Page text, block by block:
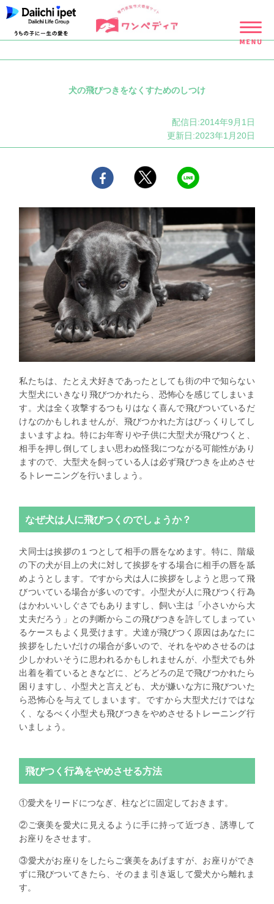
犬の飛びつきをなくすためのしつけ
配信日:2014年9月1日
更新日:2023年1月20日
私たちは、たとえ犬好きであったとしても街の中で知らない
大型犬にいきなり飛びつかれたら、恐怖心を感じてしまいま
す。犬は全く攻撃するつもりはなく喜んで飛びついているだ
けなのかもしれませんが、飛びつかれた方はびっくりしてし
まいますよね。特にお年寄りや子供に大型犬が飛びつくと、
相手を押し倒してしまい思わぬ怪我につながる可能性があり
ますので、大型犬を飼っている人は必ず飛びつきを止めさせ
るトレーニングを行いましょう。
なぜ犬は人に飛びつくのでしょうか？
犬同士は挨拶の１つとして相手の唇をなめます。特に、階級
の下の犬が目上の犬に対して挨拶をする場合に相手の唇を舐
めようとします。ですから犬は人に挨拶をしようと思って飛
びついている場合が多いのです。小型犬が人に飛びつく行為
はかわいいしぐさでもありますし、飼い主は「小さいから大
丈夫だろう」との判断からこの飛びつきを許してしまってい
るケースもよく見受けます。犬達が飛びつく原因はあなたに
挨拶をしたいだけの場合が多いので、それをやめさせるのは
少しかわいそうに思われるかもしれませんが、小型犬でも外
出着を着ているときなどに、どろどろの足で飛びつかれたら
困りますし、小型犬と言えども、犬が嫌いな方に飛びついた
ら恐怖心を与えてしまいます。ですから大型犬だけではな
く、なるべく小型犬も飛びつきをやめさせるトレーニング行
いましょう。
飛びつく行為をやめさせる方法
①愛犬をリードにつなぎ、柱などに固定しておきます。
②ご褒美を愛犬に見えるように手に持って近づき、誘導して
お座りをさせます。
③愛犬がお座りをしたらご褒美をあげますが、お座りができ
ずに飛びついてきたら、そのまま引き返して愛犬から離れま
す。